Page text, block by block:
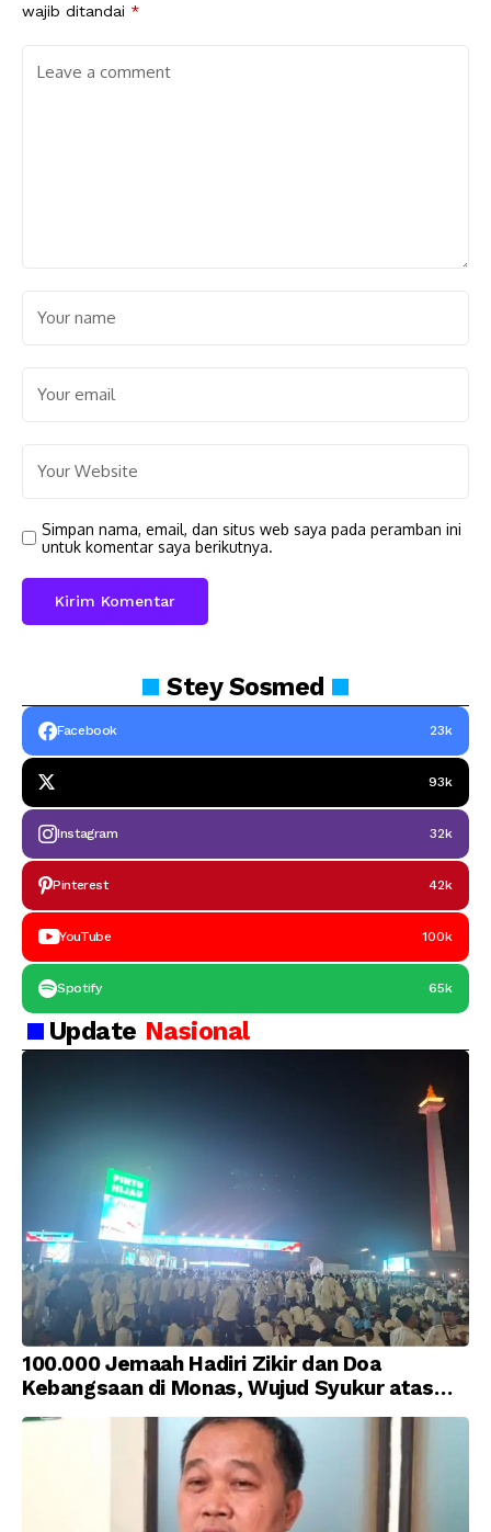
wajib ditandai *
Simpan nama, email, dan situs web saya pada peramban ini
untuk komentar saya berikutnya.
SteySosmed
Facebook 23k
93k
Instagram 32k
Pinterest 42k
YouTube 100k
Spotify 65k
Update Nasional
100.000 Jemaah Hadiri Zikir dan Doa
Kebangsaan di Monas, Wujud Syukur atas
Kemerdekaan Indonesia